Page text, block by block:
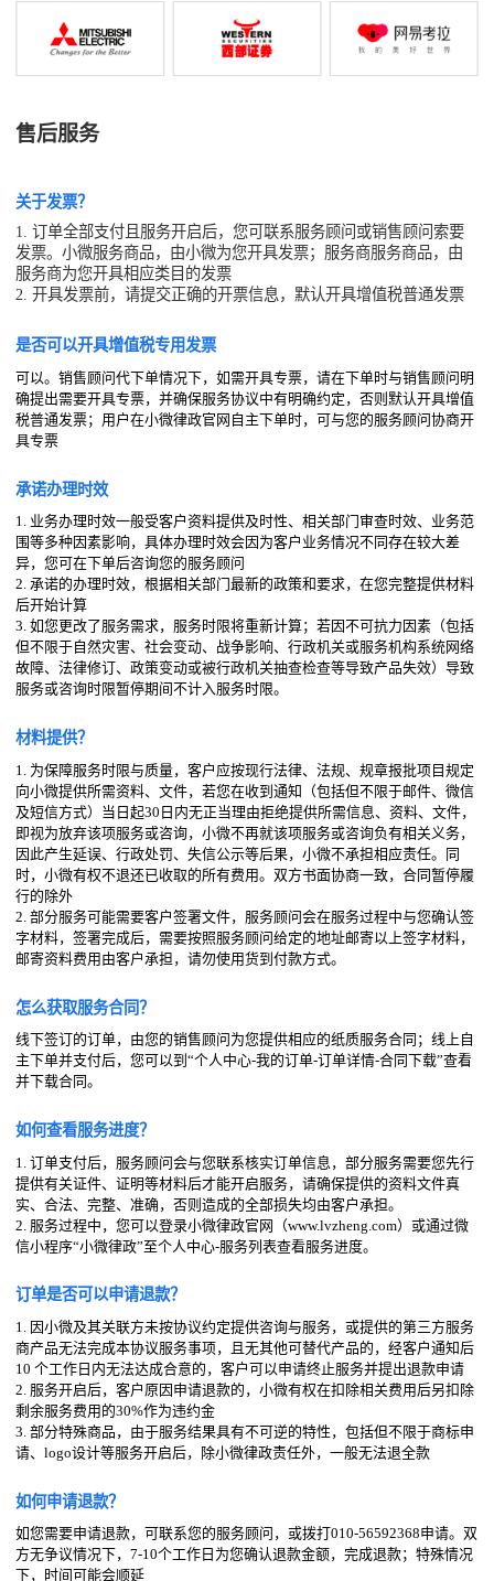
售后服务
关于发票？
1. 订单全部支付且服务开启后，您可联系服务顾问或销售顾问索要
发票。小微服务商品，由小微为您开具发票；服务商服务商品，由
服务商为您开具相应类目的发票
2. 开具发票前，请提交正确的开票信息，默认开具增值税普通发票
是否可以开具增值税专用发票
可以。销售顾问代下单情况下，如需开具专票，请在下单时与销售顾问明
确提出需要开具专票，并确保服务协议中有明确约定，否则默认开具增值
税普通发票；用户在小微律政官网自主下单时，可与您的服务顾问协商开
具专票
承诺办理时效
1. 业务办理时效一般受客户资料提供及时性、相关部门审查时效、业务范
围等多种因素影响，具体办理时效会因为客户业务情况不同存在较大差
异，您可在下单后咨询您的服务顾问
2. 承诺的办理时效，根据相关部门最新的政策和要求，在您完整提供材料
后开始计算
3. 如您更改了服务需求，服务时限将重新计算；若因不可抗力因素（包括
但不限于自然灾害、社会变动、战争影响、行政机关或服务机构系统网络
故障、法律修订、政策变动或被行政机关抽查检查等导致产品失效）导致
服务或咨询时限暂停期间不计入服务时限。
材料提供？
1. 为保障服务时限与质量，客户应按现行法律、法规、规章报批项目规定
向小微提供所需资料、文件，若您在收到通知（包括但不限于邮件、微信
及短信方式）当日起30日内无正当理由拒绝提供所需信息、资料、文件，
即视为放弃该项服务或咨询，小微不再就该项服务或咨询负有相关义务，
因此产生延误、行政处罚、失信公示等后果，小微不承担相应责任。同
时，小微有权不退还已收取的所有费用。双方书面协商一致，合同暂停履
行的除外
2. 部分服务可能需要客户签署文件，服务顾问会在服务过程中与您确认签
字材料，签署完成后，需要按照服务顾问给定的地址邮寄以上签字材料，
邮寄资料费用由客户承担，请勿使用货到付款方式。
怎么获取服务合同？
线下签订的订单，由您的销售顾问为您提供相应的纸质服务合同；线上自
主下单并支付后，您可以到“个人中心-我的订单-订单详情-合同下载”查看
并下载合同。
如何查看服务进度？
1. 订单支付后，服务顾问会与您联系核实订单信息，部分服务需要您先行
提供有关证件、证明等材料后才能开启服务，请确保提供的资料文件真
实、合法、完整、准确，否则造成的全部损失均由客户承担。
2. 服务过程中，您可以登录小微律政官网（www.lvzheng.com）或通过微
信小程序“小微律政”至个人中心-服务列表查看服务进度。
订单是否可以申请退款？
1. 因小微及其关联方未按协议约定提供咨询与服务，或提供的第三方服务
商产品无法完成本协议服务事项，且无其他可替代产品的，经客户通知后
10 个工作日内无法达成合意的，客户可以申请终止服务并提出退款申请
2. 服务开启后，客户原因申请退款的，小微有权在扣除相关费用后另扣除
剩余服务费用的30%作为违约金
3. 部分特殊商品，由于服务结果具有不可逆的特性，包括但不限于商标申
请、logo设计等服务开启后，除小微律政责任外，一般无法退全款
如何申请退款？
如您需要申请退款，可联系您的服务顾问，或拨打010-56592368申请。双
方无争议情况下，7-10个工作日为您确认退款金额，完成退款；特殊情况
下，时间可能会顺延